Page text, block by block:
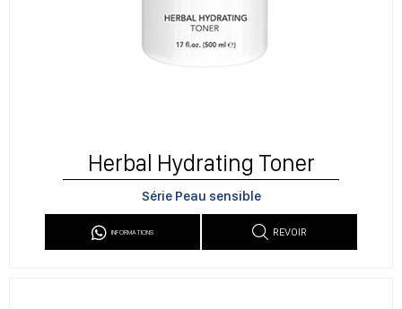
Herbal Hydrating Toner
Série Peau sensible
REVOIR